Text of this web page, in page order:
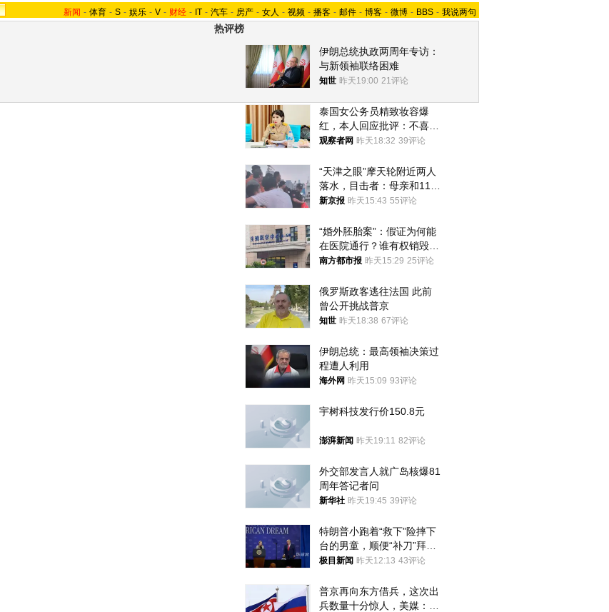
新闻 - 体育 - S - 娱乐 - V - 财经 - IT - 汽车 - 房产 - 女人 - 视频 - 播客 - 邮件 - 博客 - 微博 - BBS - 我说两句
热评榜
伊朗总统执政两周年专访：
与新领袖联络困难
知世 昨天19:00 21评论
泰国女公务员精致妆容爆
红，本人回应批评：不喜欢
就别看
观察者网 昨天18:32 39评论
“天津之眼”摩天轮附近两人
落水，目击者：母亲和11岁
儿子先后被打捞上岸
新京报 昨天15:43 55评论
“婚外胚胎案”：假证为何能
在医院通行？谁有权销毁胚
胎？
南方都市报 昨天15:29 25评论
俄罗斯政客逃往法国 此前
曾公开挑战普京
知世 昨天18:38 67评论
伊朗总统：最高领袖决策过
程遭人利用
海外网 昨天15:09 93评论
宇树科技发行价150.8元
澎湃新闻 昨天19:11 82评论
外交部发言人就广岛核爆81
周年答记者问
新华社 昨天19:45 39评论
特朗普小跑着“救下”险摔下
台的男童，顺便“补刀”拜
登：“我可不想他像拜登一
极目新闻 昨天12:13 43评论
普京再向东方借兵，这次出
兵数量十分惊人，美媒：俄